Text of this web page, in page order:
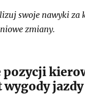
swoje nawyki za
zmiany.
pozycji
jazdy